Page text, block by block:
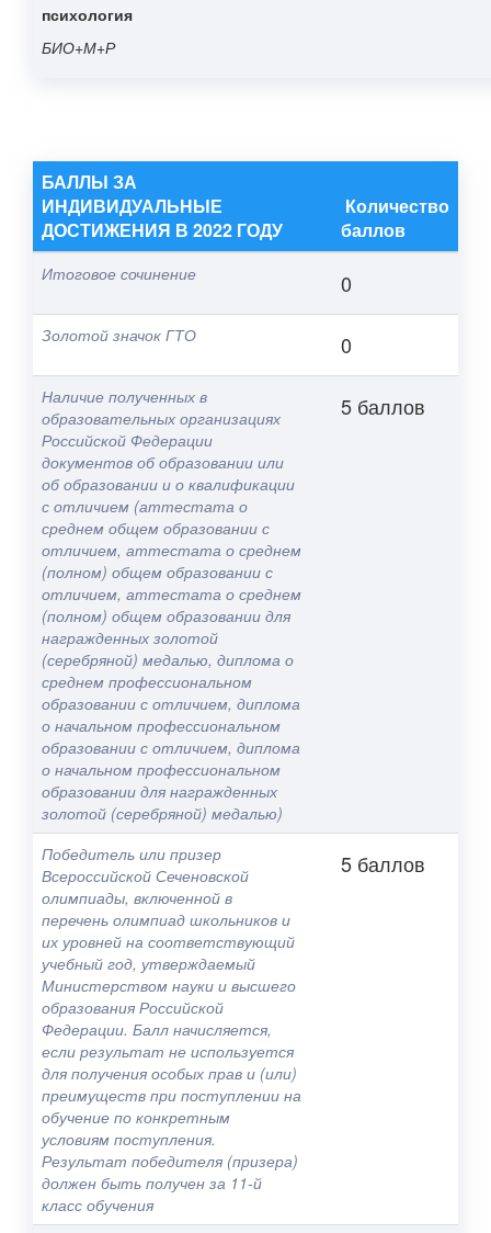
психология
БИО+М+Р
БАЛЛЫ ЗА
ИНДИВИДУАЛЬНЫЕ
ДОСТИЖЕНИЯ В 2022 ГОДУ
Количество
баллов
Итоговое сочинение 0
Золотой значок ГТО 0
Наличие полученных в
образовательных организациях
Российской Федерации
документов об образовании или
об образовании и о квалификации
с отличием (аттестата о
среднем общем образовании с
отличием, аттестата о среднем
(полном) общем образовании с
отличием, аттестата о среднем
(полном) общем образовании для
награжденных золотой
(серебряной) медалью, диплома о
среднем профессиональном
образовании с отличием, диплома
о начальном профессиональном
образовании с отличием, диплома
о начальном профессиональном
образовании для награжденных
золотой (серебряной) медалью)
5 баллов
Победитель или призер
Всероссийской Сеченовской
олимпиады, включенной в
перечень олимпиад школьников и
их уровней на соответствующий
учебный год, утверждаемый
Министерством науки и высшего
образования Российской
Федерации. Балл начисляется,
если результат не используется
для получения особых прав и (или)
преимуществ при поступлении на
обучение по конкретным
условиям поступления.
Результат победителя (призера)
должен быть получен за 11-й
класс обучения
5 баллов